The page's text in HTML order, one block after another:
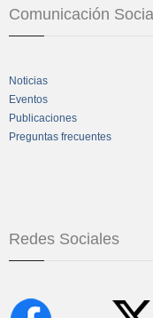
Comunicación Social
Noticias
Eventos
Publicaciones
Preguntas frecuentes
Redes Sociales